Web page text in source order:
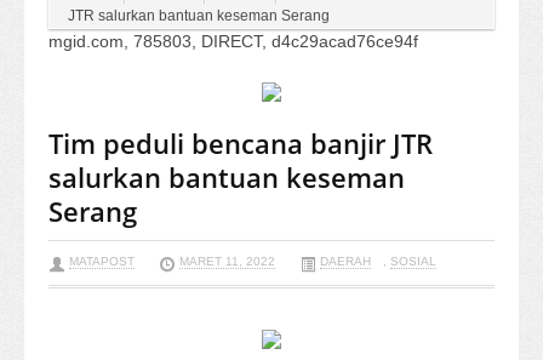
JTR salurkan bantuan keseman Serang
mgid.com, 785803, DIRECT, d4c29acad76ce94f
Tim peduli bencana banjir JTR
salurkan bantuan keseman
Serang
MATAPOST MARET 11, 2022 DAERAH , SOSIAL